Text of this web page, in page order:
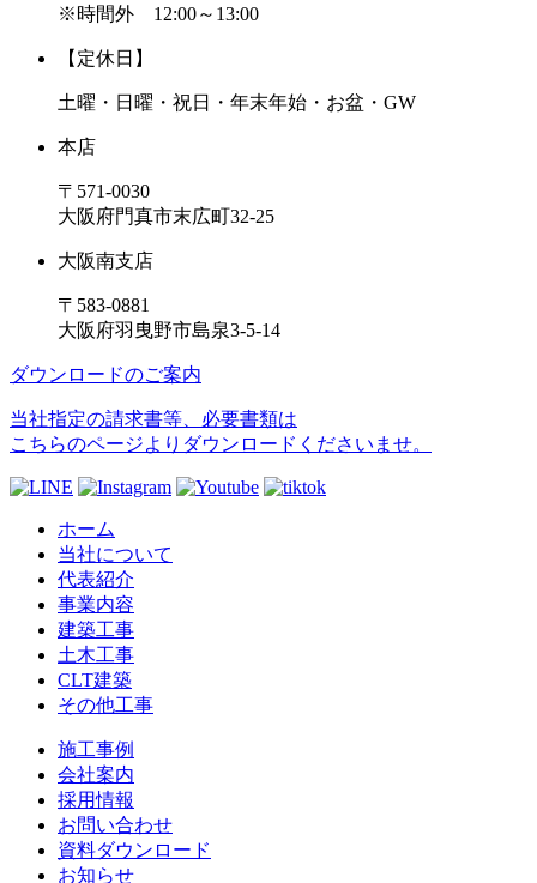
※時間外 12:00～13:00
【定休日】
土曜・日曜・祝日・年末年始・お盆・GW
本店
〒571-0030
大阪府門真市末広町32-25
大阪南支店
〒583-0881
大阪府羽曳野市島泉3-5-14
ダウンロードのご案内
当社指定の請求書等、必要書類は
こちらのページよりダウンロードくださいませ。
ホーム
当社について
代表紹介
事業内容
建築工事
土木工事
CLT建築
その他工事
施工事例
会社案内
採用情報
お問い合わせ
資料ダウンロード
お知らせ